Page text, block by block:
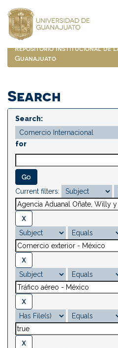
navigation
Repositorio Institucional de
Guanajuato
Search
Search:
for
Current filters: